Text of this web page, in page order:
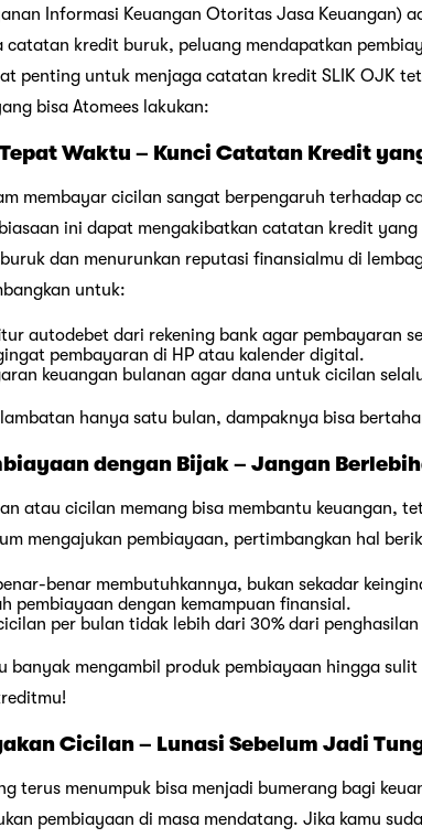
Informasi Keuangan Otoritas Jasa Keuangan)
catatan kredit buruk, peluang mendapatkan
penting untuk menjaga catatan kredit SLIK OJK
bisa Atomees lakukan:
Waktu – Kunci Catatan Kredit
membayar cicilan sangat berpengaruh terhadap
ini dapat mengakibatkan catatan kredit
dan menurunkan reputasi finansialmu di
untuk:
autodebet dari rekening bank agar pembayaran
pembayaran di HP atau kalender digital.
keuangan bulanan agar dana untuk cicilan
hanya satu bulan, dampaknya bisa
dengan Bijak – Jangan
atau cicilan memang bisa membantu keuangan,
mengajukan pembiayaan, pertimbangkan hal
benar membutuhkannya, bukan sekadar
pembiayaan dengan kemampuan finansial.
per bulan tidak lebih dari 30% dari
banyak mengambil produk pembiayaan hingga
Cicilan – Lunasi Sebelum Jadi
terus menumpuk bisa menjadi bumerang bagi
pembiayaan di masa mendatang. Jika kamu